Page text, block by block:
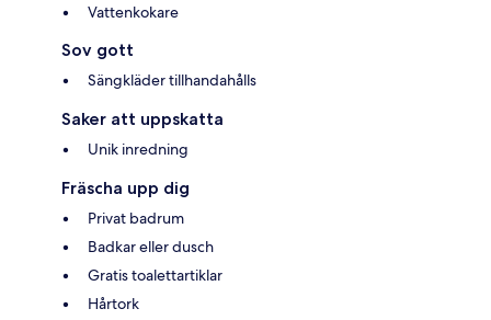
Vattenkokare
Sov gott
Sängkläder tillhandahålls
Saker att uppskatta
Unik inredning
Fräscha upp dig
Privat badrum
Badkar eller dusch
Gratis toalettartiklar
Hårtork